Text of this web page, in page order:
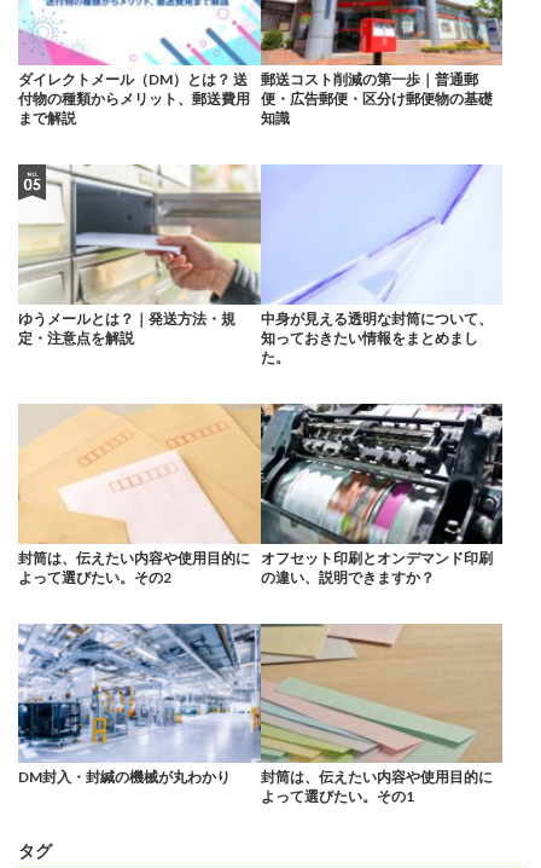
ダイレクトメール（DM）とは？ 送
付物の種類からメリット、郵送費用
まで解説
郵送コスト削減の第一歩｜普通郵
便・広告郵便・区分け郵便物の基礎
知識
ゆうメールとは？｜発送方法・規
定・注意点を解説
中身が見える透明な封筒について、
知っておきたい情報をまとめまし
た。
封筒は、伝えたい内容や使用目的に
よって選びたい。その2
オフセット印刷とオンデマンド印刷
の違い、説明できますか？
DM封入・封緘の機械が丸わかり
封筒は、伝えたい内容や使用目的に
よって選びたい。その1
タグ